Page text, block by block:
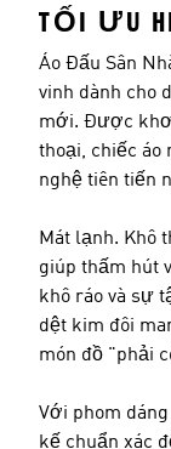
TỐI ƯU
Áo Đấu Sân
vinh dành cho
mới. Được
thoại, chiếc áo
nghệ tiên tiến
Mát lạnh. Khô
giúp thấm hút
khô ráo và sự
dệt kim đôi
món đồ "phải
Với phom
kế chuẩn xác